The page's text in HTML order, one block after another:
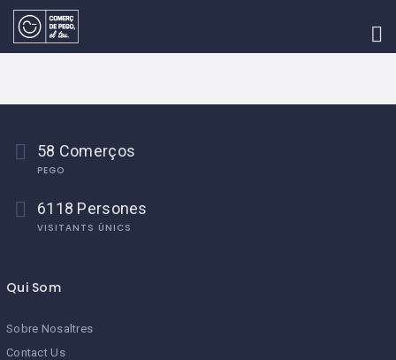
INICI
ASSOCIAR-
EVENTS
CONTACTE
58 Comerços
PEGO
6118 Persones
VISITANTS ÚNICS
Qui Som
Sobre Nosaltres
Contact Us